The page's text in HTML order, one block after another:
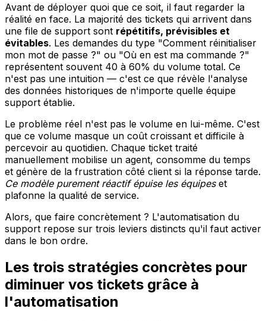
Avant de déployer quoi que ce soit, il faut regarder la
réalité en face. La majorité des tickets qui arrivent dans
une file de support sont répétitifs, prévisibles et
évitables. Les demandes du type "Comment réinitialiser
mon mot de passe ?" ou "Où en est ma commande ?"
représentent souvent 40 à 60% du volume total. Ce
n'est pas une intuition — c'est ce que révèle l'analyse
des données historiques de n'importe quelle équipe
support établie.
Le problème réel n'est pas le volume en lui-même. C'est
que ce volume masque un coût croissant et difficile à
percevoir au quotidien. Chaque ticket traité
manuellement mobilise un agent, consomme du temps
et génère de la frustration côté client si la réponse tarde.
Ce modèle purement réactif épuise les équipeset
plafonne la qualité de service.
Alors, que faire concrètement ? L'automatisation du
support repose sur trois leviers distincts qu'il faut activer
dans le bon ordre.
Les trois stratégies concrètes pour
diminuer vos tickets grâce à
l'automatisation